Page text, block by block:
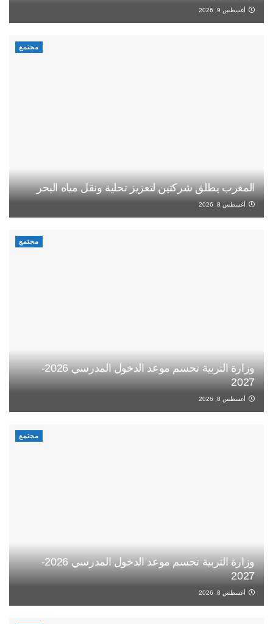
أغسطس 9, 2026
مجتمع
المغرب يطلق شركتين لتعزيز تحلية ونقل مياه البحر
أغسطس 8, 2026
مجتمع
وزارة التربية تحسم موعد الدخول المدرسي 2026-
2027
أغسطس 8, 2026
مجتمع
وزارة التربية تحسم موعد الدخول المدرسي 2026-
2027
أغسطس 8, 2026